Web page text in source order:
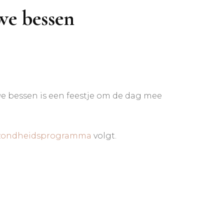
bessen
bessen is een feestje om de dag mee
volgt.